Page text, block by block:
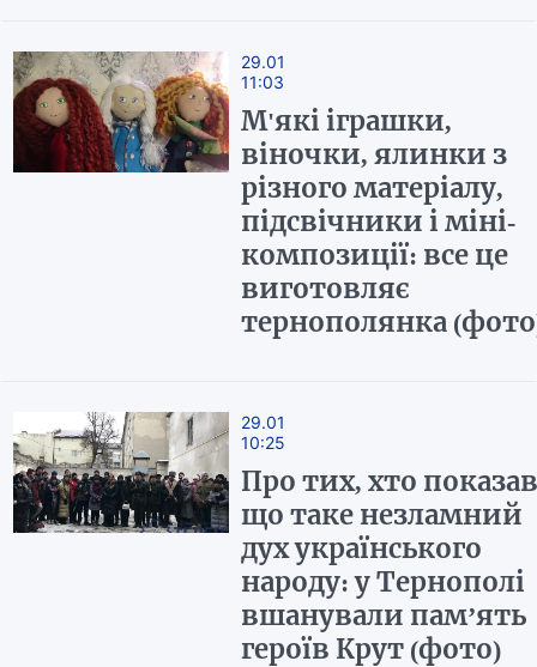
29.01
11:03
М'які іграшки,
віночки, ялинки з
різного матеріалу,
підсвічники і міні-
композиції: все це
виготовляє
тернополянка
29.01
10:25
Про тих, хто
що таке незламний
дух українського
народу: у Тернополі
вшанували пам’ять
героїв Крут (фото)